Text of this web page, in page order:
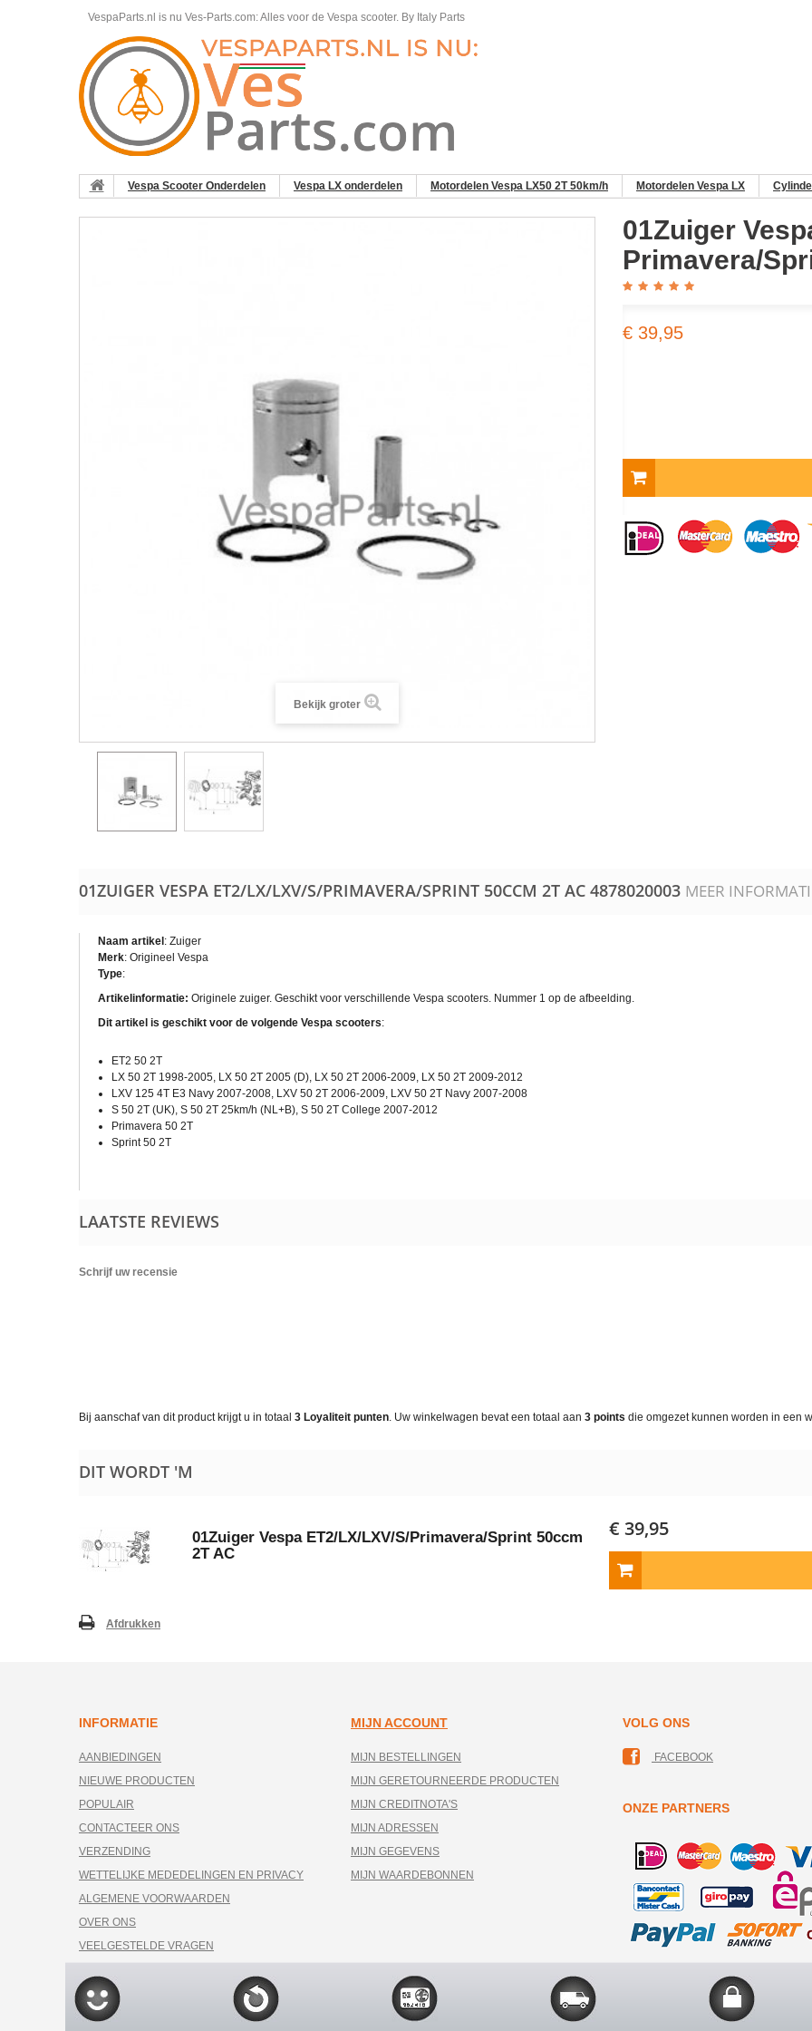
VespaParts.nl is nu Ves-Parts.com: Alles voor de Vespa scooter. By Italy Parts
Vespa Scooter Onderdelen Vespa LX onderdelen Motordelen Vespa LX50 2T 50km/h Motordelen Vespa LX
Bekijk groter
01Zuiger
Primavera/​
€ 39,95
01ZUIGER VESPA ET2/​LX/​LXV/​S/​PRIMAVERA/​SPRINT 50CCM 2T AC 4878020003 MEER
Naam artikel : Zuiger
Merk: Origineel Vespa
Type:
Artikelinformatie: Originele zuiger. Geschikt voor verschillende Vespa scooters. Nummer 1 op de afbeelding.
Dit artikel is geschikt voor de volgende Vespa scooters:
ET2 50 2T
LX 50 2T 1998-2005, LX 50 2T 2005 (D), LX 50 2T 2006-2009, LX 50 2T 2009-2012
LXV 125 4T E3 Navy 2007-2008, LXV 50 2T 2006-2009, LXV 50 2T Navy 2007-2008
S 50 2T (UK), S 50 2T 25km/h (NL+B), S 50 2T College 2007-2012
Primavera 50 2T
Sprint 50 2T
LAATSTE REVIEWS
Schrijf uw recensie
Bij aanschaf van dit product krijgt u in totaal 3 Loyaliteit punten. Uw winkelwagen bevat een totaal aan 3 points die omgezet kunnen worden in een
DIT WORDT 'M
01Zuiger Vespa ET2/​LX/​LXV/​S/​Primavera/​Sprint 50ccm
2T AC
€ 39,95
Afdrukken
INFORMATIE
AANBIEDINGEN
NIEUWE PRODUCTEN
POPULAIR
CONTACTEER ONS
VERZENDING
WETTELIJKE MEDEDELINGEN EN PRIVACY
ALGEMENE VOORWAARDEN
OVER ONS
VEELGESTELDE VRAGEN
MIJN ACCOUNT
MIJN BESTELLINGEN
MIJN GERETOURNEERDE PRODUCTEN
MIJN CREDITNOTA'S
MIJN ADRESSEN
MIJN GEGEVENS
MIJN WAARDEBONNEN
VOLG ONS
FACEBOOK
ONZE PARTNERS